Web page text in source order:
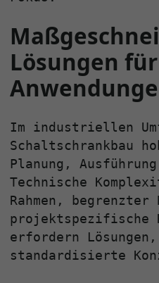
Lösungen
Im industriellen
Schaltschrankbau
Planung,
Technische
Rahmen, begrenzter
projektspezifische
erfordern
standardisierte